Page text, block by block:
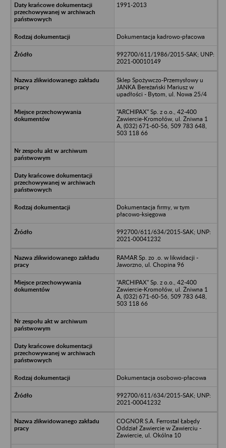
1991-2013
Dokumentacja kadrowo-płacowa
992700/611/1986/2015-SAK; UNP:
2021-00010149
Sklep Spożywczo-Przemysłowy u
JANKA Bereżański Mariusz w
upadłości - Bytom, ul. Nowa 25/4
"ARCHIPAX" Sp. z o.o., 42-400
Zawiercie-Kromołów, ul. Żniwna 1
A, (032) 671-60-56, 509 783 648,
503 118 66
Dokumentacja firmy, w tym
płacowo-księgowa
992700/611/634/2015-SAK; UNP:
2021-00041232
RAMAR Sp. zo .o. w likwidacji -
Jaworzno, ul. Chopina 96
"ARCHIPAX" Sp. z o.o., 42-400
Zawiercie-Kromołów, ul. Żniwna 1
A, (032) 671-60-56, 509 783 648,
503 118 66
Dokumentacja osobowo-płacowa
992700/611/634/2015-SAK; UNP:
2021-00041232
COGNOR S.A. Ferrostal Łabędy
Oddział Zawiercie w Zawierciu -
Zawiercie, ul. Okólna 10